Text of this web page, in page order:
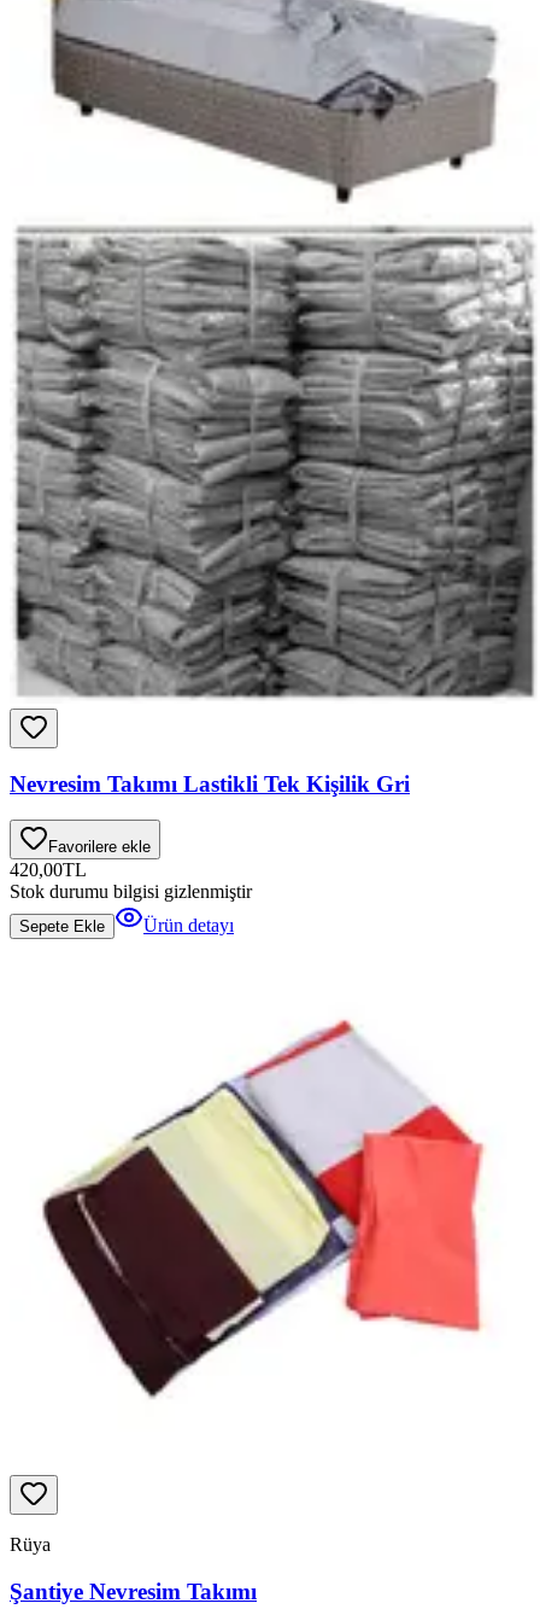
Nevresim Takımı Lastikli Tek Kişilik Gri
Favorilere ekle
420,00TL
Stok durumu bilgisi gizlenmiştir
Sepete Ekle Ürün detayı
Rüya
Şantiye Nevresim Takımı